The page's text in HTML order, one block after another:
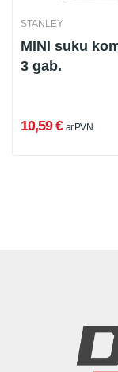
STANLEY
MINI suku
3 gab.
10,59 € ar PVN